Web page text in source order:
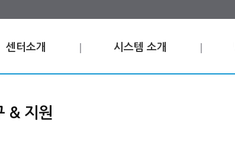
센터소개 시스템 소개
& 지원